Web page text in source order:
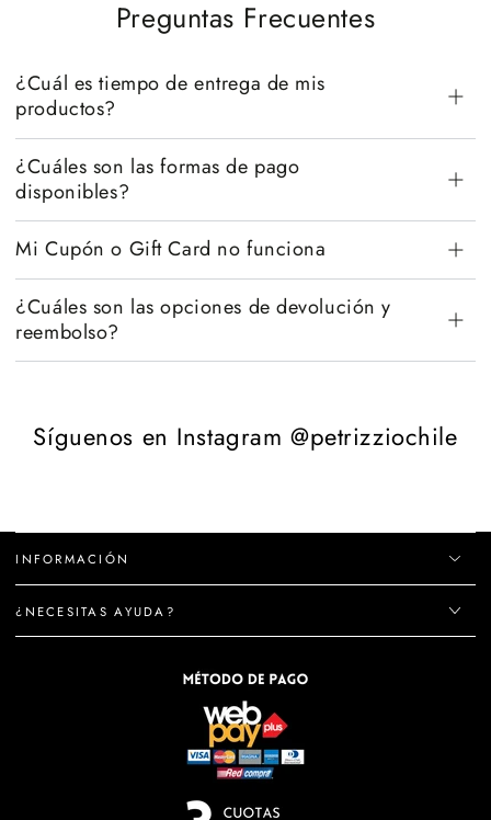
Preguntas Frecuentes
¿Cuál es tiempo de entrega de mis
productos?
¿Cuáles son las formas de pago
disponibles?
Mi Cupón o Gift Card no funciona
¿Cuáles son las opciones de devolución y
reembolso?
Síguenos en Instagram @petrizziochile
INFORMACIÓN
¿NECESITAS AYUDA?